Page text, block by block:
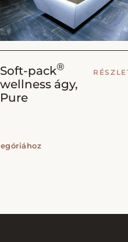
Soft-pack®
wellness ágy,
Pure